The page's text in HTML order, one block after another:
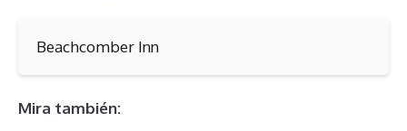
Beachcomber Inn
Mira también: